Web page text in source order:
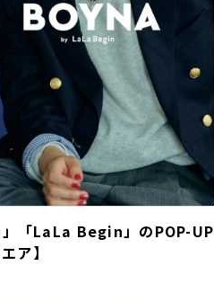
」「LaLa Begin」のPOP-UP
ア】